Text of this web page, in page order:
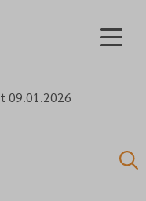
09.01.2026